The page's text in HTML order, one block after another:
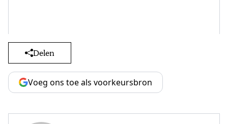
Delen
Voeg ons toe als voorkeursbron